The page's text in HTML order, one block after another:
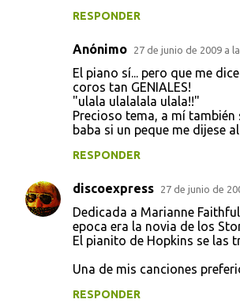
RESPONDER
Anónimo 27 de junio de 2009 a
El piano sí... pero que me
coros tan GENIALES!
"ulala ulalalala ulala!!"
Precioso tema, a mí también
baba si un peque me dijese
RESPONDER
discoexpress 27 de junio de
Dedicada a Marianne
epoca era la novia de los
El pianito de Hopkins se las
Una de mis canciones
RESPONDER